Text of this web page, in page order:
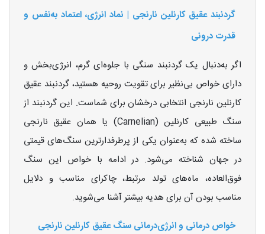
گردنبند عقیق کارنلین نارنجی | نماد انرژی، اعتماد به‌نفس و
قدرت درونی
اگر به‌دنبال یک گردنبند سنگی با جلوه‌ای گرم، انرژی‌بخش و
دارای خواص بی‌نظیر برای تقویت روحیه هستید، گردنبند عقیق
کارنلین نارنجی انتخابی درخشان برای شماست. این گردنبند از
سنگ طبیعی کارنلین (Carnelian) یا همان عقیق نارنجی
ساخته شده که به‌عنوان یکی از پرطرفدارترین سنگ‌های قیمتی
در جهان شناخته می‌شود. در ادامه با خواص این سنگ
فوق‌العاده، ماه‌های تولد مرتبط، چاکرای مناسب و دلایل
مناسب بودن آن برای هدیه بیشتر آشنا می‌شوید.
خواص درمانی و انرژی‌درمانی سنگ عقیق کارنلین نارنجی